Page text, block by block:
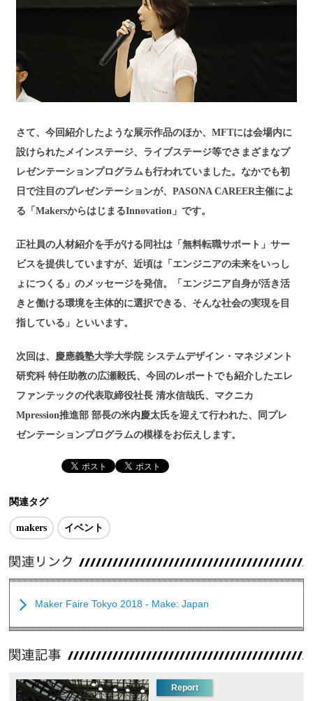
さて、今回紹介したような展示作品のほか、MFTには会場内に
設けられたメインステージ、ライブステージ等でさまざまなプ
レゼンテーションプログラムも行われていました。なかでも初
日で注目のプレゼンテーションが、PASONA CAREER主催によ
る「MakersからはじまるInnovation」です。
正社員の人材紹介を手がける同社は「無料転職サポート」サー
ビスを提供していますが、近頃は「エンジニアの未来をいっし
ょにつくる」のメッセージを発信。「エンジニア自身が活き活
きと働ける環境を主体的に選択できる、そんな社会の実現を目
指している」といいます。
次回は、慶應義塾大学大学院 システムデザイン・マネジメント
研究科 特任助教の広瀬毅氏、今回のレポートでも紹介したエレ
ファンテックの代表取締役社長 清水信哉氏、マクニカ
Mpression推進部 部長の米内慶太氏を迎えて行われた、同プレ
ゼンテーションプログラムの模様をお伝えします。
関連タグ
makers イベント
Maker Faire Tokyo 2018 - Make: Japan
Report